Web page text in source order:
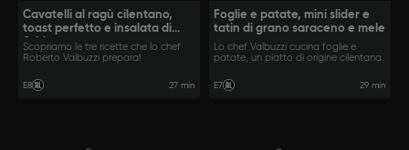
Cavatelli al ragù cilentano,
toast perfetto e insalata di
fichi
Scopriamo le tre ricette che lo chef
Roberto Valbuzzi prepara!
E8 27 min
Foglie e patate, mini slider e
tatin di grano saraceno e mele
Lo chef Valbuzzi cucina foglie e
patate, un piatto di origine cilentana.
E7 29 min